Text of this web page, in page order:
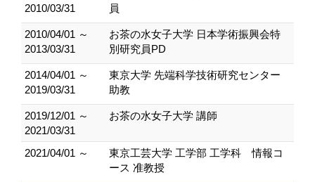
2010/03/31
員
2010/04/01 ～
2013/03/31
お茶の水女子大学 日本学術振興会特
別研究員PD
2014/04/01 ～
2019/03/31
東京大学 先端科学技術研究センター
助教
2019/12/01 ～
2021/03/31
お茶の水女子大学 講師
2021/04/01 ～
東京工芸大学 工学部 工学科 情報コ
ース 准教授